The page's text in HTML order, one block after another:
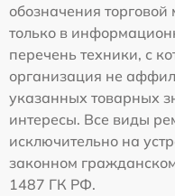
обозначения
только в
перечень техники, с
организация не
указанных товарных
интересы. Все виды
исключительно на
законном гражданском
1487 ГК РФ.